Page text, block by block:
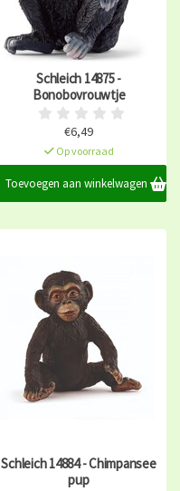
Schleich 14875 -
Bonobovrouwtje
€6,49
Op voorraad
Toevoegen aan winkelwagen
Schleich 14884 - Chimpansee
pup